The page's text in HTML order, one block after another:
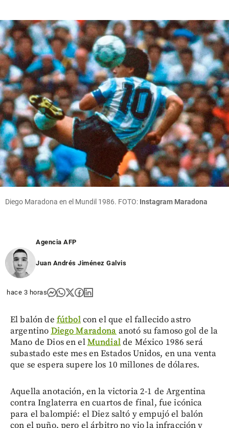
Diego Maradona en el Mundil 1986. FOTO: Instagram Maradona
Agencia AFP
Juan Andrés Jiménez Galvis
hace 3 horas
El balón de fútbolcon el que el fallecido astro
argentino Diego Maradona anotó su famoso gol de la
Mano de Dios en elMundialde México 1986 será
subastado este mes en Estados Unidos, en una venta
que se espera supere los 10 millones de dólares.
Aquella anotación, en la victoria 2-1 de Argentina
contra Inglaterra en cuartos de final, fue icónica
para el balompié: el Diez saltó y empujó el balón
con el puño, pero el árbitro no vio la infracción y